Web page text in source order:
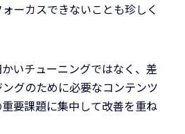
ーカスできないことも珍しく
いチューニングではなく、差
グのために必要なコンテンツ
要課題に集中して改善を重ね